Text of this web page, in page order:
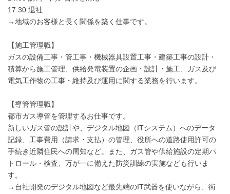
17:30 退社
→地域のお客様と長く関係を築く仕事です。
【施工管理職】
ガスの設備工事・管工事・機械器具設置工事・建築工事の設計・
積算から施工管理、供給発電装置の企画・設計・施工、ガス及び
電気工作物の工事・維持及び運用に関する業務を行います。
【導管管理職】
都市ガス導管を管理するお仕事です。
新しいガス管の設計や、デジタル地図（ITシステム）へのデータ
記録、工事費用（請求・支払）の管理、役所への道路使用許可の
手続き近隣住民への周知など。また、ガス管や供給施設の定期パ
トロール・検査、万が一に備えた防災訓練の実施なども行いま
す。
→自社開発のデジタル地図など最先端のIT武器を使いながら、街